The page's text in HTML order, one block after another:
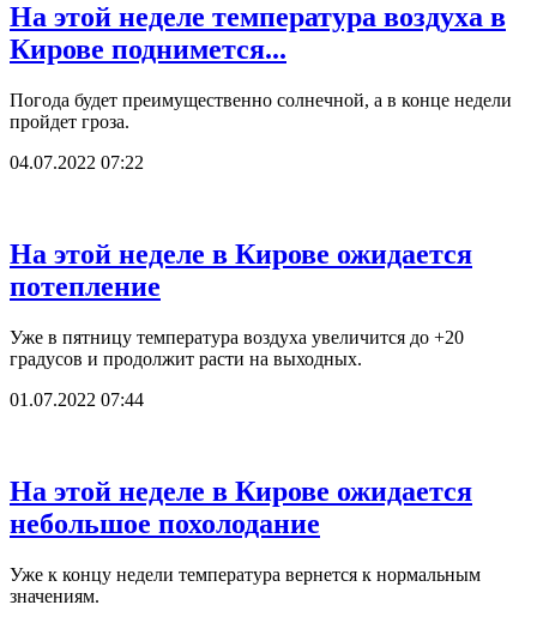
На этой неделе температура воздуха в
Кирове поднимется...
Погода будет преимущественно солнечной, а в конце недели
пройдет гроза.
04.07.2022 07:22
На этой неделе в Кирове ожидается
потепление
Уже в пятницу температура воздуха увеличится до +20
градусов и продолжит расти на выходных.
01.07.2022 07:44
На этой неделе в Кирове ожидается
небольшое похолодание
Уже к концу недели температура вернется к нормальным
значениям.